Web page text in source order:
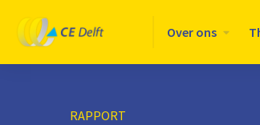
Logo
CE
Delft
Over ons
RAPPORT